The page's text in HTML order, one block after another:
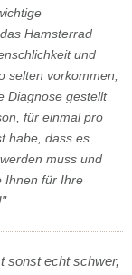
Hamsterrad
und
selten vorkommen,
Diagnose gestellt
für einmal pro
habe, dass es
muss und
Ihnen für Ihre
sonst echt schwer,